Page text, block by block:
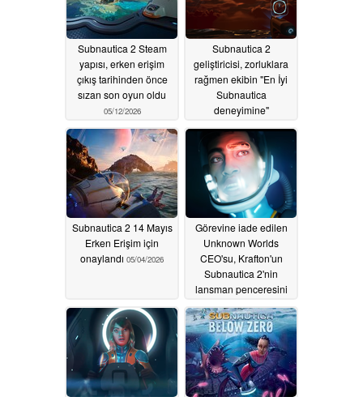
Subnautica 2 Steam
yapısı, erken erişim
çıkış tarihinden önce
sızan son oyun oldu
05/12/2026
Subnautica 2
geliştiricisi, zorluklara
rağmen ekibin "En İyi
Subnautica
deneyimine"
05/07/2026
Subnautica 2 14 Mayıs
Erken Erişim için
onaylandı 05/04/2026
Görevine iade edilen
Unknown Worlds
CEO'su, Krafton'un
Subnautica 2'nin
lansman penceresini
mahkeme kararını ihlal
ettiğini iddia ediyor
03/21/2026